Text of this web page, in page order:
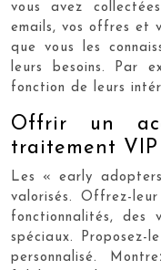
vous avez
emails, vos offres et
que vous les
leurs besoins. Par
fonction de leurs
Offrir un
traitement VIP
Les « early
valorisés. Offrez-
fonctionnalités, des
spéciaux.
personnalisé.